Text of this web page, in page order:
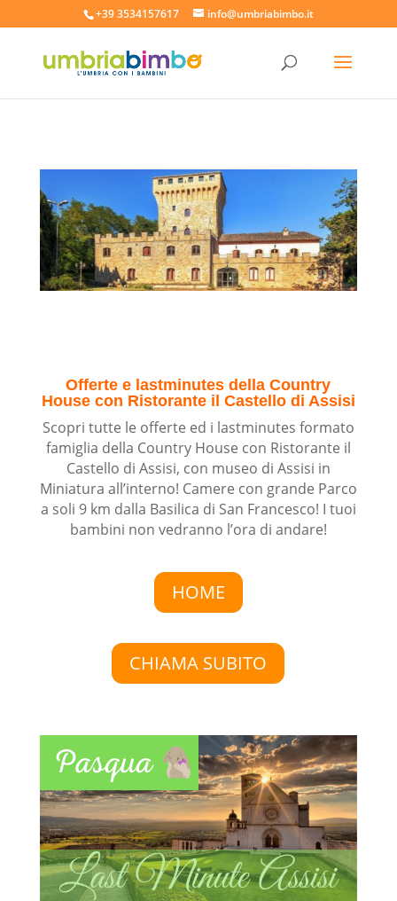
+39 3534157617 info@umbriabimbo.it
Offerte e lastminutes della Country
House con Ristorante il Castello di Assisi
Scopri tutte le offerte ed i lastminutes formato
famiglia della Country House con Ristorante il
Castello di Assisi, con museo di Assisi in
Miniatura all’interno! Camere con grande Parco
a soli 9 km dalla Basilica di San Francesco! I tuoi
bambini non vedranno l’ora di andare!
HOME
CHIAMA SUBITO